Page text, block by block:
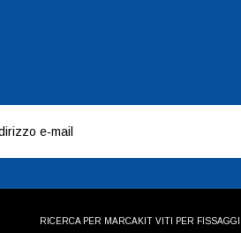
RICERCA PER MARCAKIT VITI PER FISSAGGI